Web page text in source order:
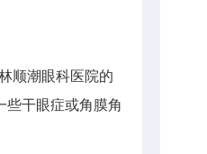
顺潮眼科医院的
些干眼症或角膜角